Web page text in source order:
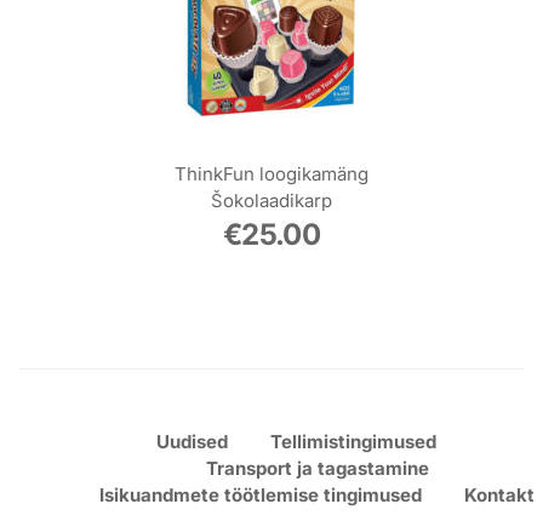
ThinkFun loogikamäng
Šokolaadikarp
€25.00
Uudised
Tellimistingimused
Transport ja tagastamine
Isikuandmete töötlemise tingimused
Kontakt